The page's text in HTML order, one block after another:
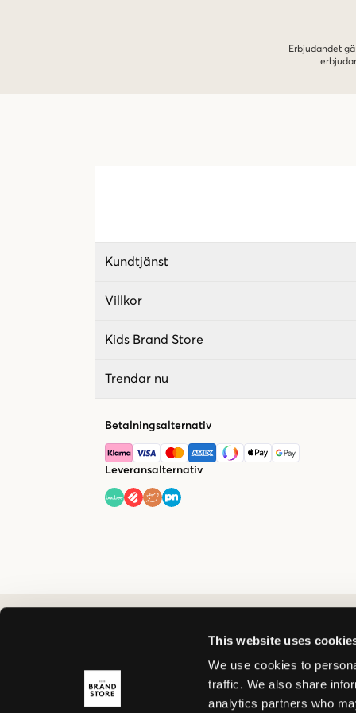
This website uses
We use cookies to
traffic. We also share
analytics partners who
Erbjudandet
Kundtjänst
Villkor
Kids Brand Store
Trendar nu
Betalningsalternativ
Leveransalternativ